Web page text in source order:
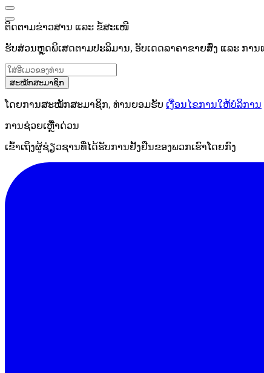
ຕິດຕາມຂ່າວສານ ແລະ ຂໍ້ສະເໜີ
ຮັບສ່ວນຫຼຸດພິເສດຕາມປະລິມານ, ອັບເດດລາຄາຂາຍສົ່ງ ແລະ ກາ
ສະໝັກສະມາຊິກ
ໂດຍການສະໝັກສະມາຊິກ, ທ່ານຍອມຮັບ ເງື່ອນໄຂການໃຫ້ບໍລິການ
ການຊ່ວຍເຫຼືໍາດ່ວນ
ເຂົ້າເຖິງຜູ້ຊ່ຽວຊານທີ່ໄດ້ຮັບການຢັ້ງຢືນຂອງພວກເຮົາໂດຍກົງ